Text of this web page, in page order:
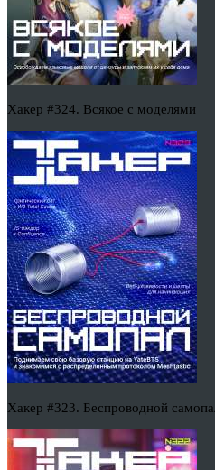
Хакер #324. Всякое с моделями
Хакер #323. Беспроводной